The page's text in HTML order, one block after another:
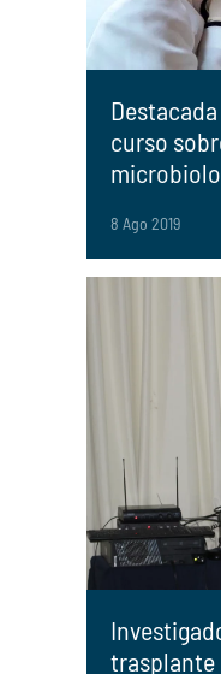
curso
8 Ago 2019
trasplante